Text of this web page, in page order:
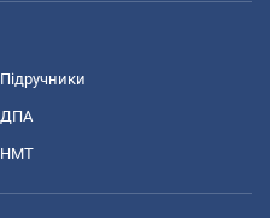
Підручники
ДПА
НМТ